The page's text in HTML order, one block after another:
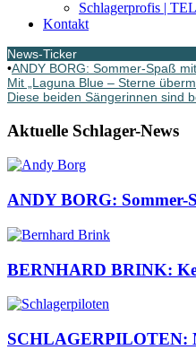
Schlagerprofis |
Kontakt
News-Ticker
•ANDY BORG: Sommer-Spaß
Mit „Laguna Blue – Sterne
Diese beiden Sängerinnen sind
Aktuelle Schlager-News
ANDY BORG: Sommer-
BERNHARD BRINK:
SCHLAGERPILOTEN: